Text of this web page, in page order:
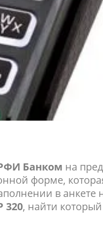
Банком на
форме,
в анкете
320, найти